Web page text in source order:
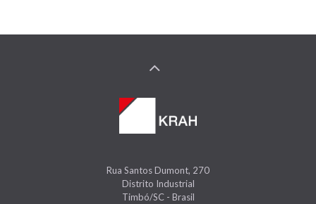
Rua Santos Dumont, 270
Distrito Industrial
Timbó/SC - Brasil